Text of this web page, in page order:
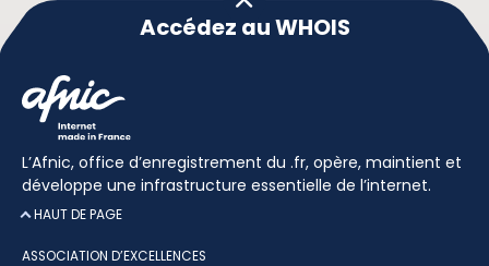
Accédez au WHOIS
L’Afnic, office d’enregistrement du .fr, opère, maintient et
développe une infrastructure essentielle de l’internet.
HAUT DE PAGE
ASSOCIATION D’EXCELLENCES